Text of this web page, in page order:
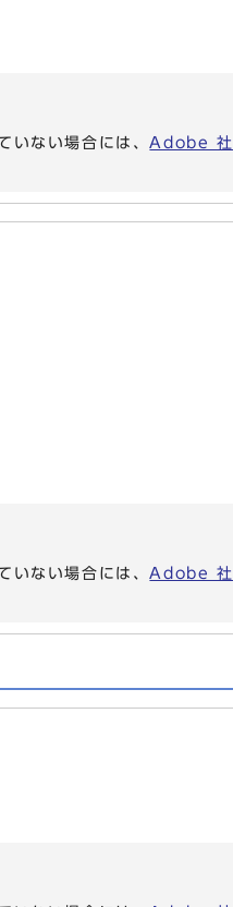
いない場合には、Adobe 社
いない場合には、Adobe 社